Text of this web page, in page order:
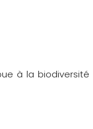
à la